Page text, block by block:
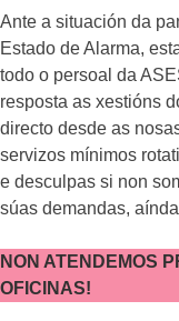
Ante a situación da
Estado de Alarma,
todo o persoal da
resposta as xestións
directo desde as
servizos mínimos
e desculpas si non
súas demandas,
NON ATENDEMOS
OFICINAS!